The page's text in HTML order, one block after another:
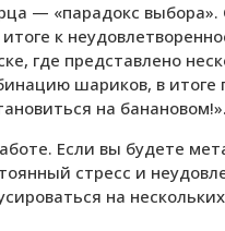
— «парадокс
итоге к
где представлено
шариков, в итоге
на банановом!».
Если вы будете
стресс и
на